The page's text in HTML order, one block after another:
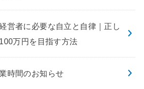
営者に必要な自立と自律｜正し
万円を目指す方法
時間のお知らせ